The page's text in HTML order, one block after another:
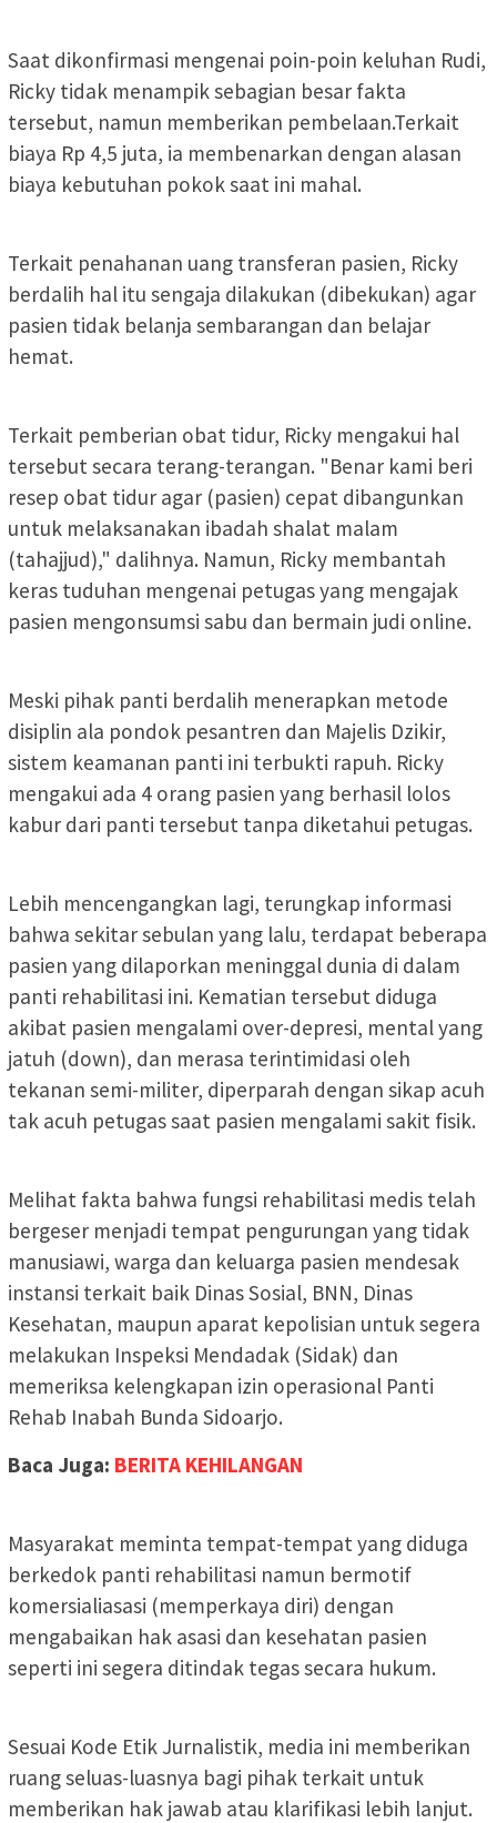
Saat dikonfirmasi mengenai poin-poin keluhan Rudi,
Ricky tidak menampik sebagian besar fakta
tersebut, namun memberikan pembelaan.Terkait
biaya Rp 4,5 juta, ia membenarkan dengan alasan
biaya kebutuhan pokok saat ini mahal.
Terkait penahanan uang transferan pasien, Ricky
berdalih hal itu sengaja dilakukan (dibekukan) agar
pasien tidak belanja sembarangan dan belajar
hemat.
Terkait pemberian obat tidur, Ricky mengakui hal
tersebut secara terang-terangan. "Benar kami beri
resep obat tidur agar (pasien) cepat dibangunkan
untuk melaksanakan ibadah shalat malam
(tahajjud)," dalihnya. Namun, Ricky membantah
keras tuduhan mengenai petugas yang mengajak
pasien mengonsumsi sabu dan bermain judi online.
Meski pihak panti berdalih menerapkan metode
disiplin ala pondok pesantren dan Majelis Dzikir,
sistem keamanan panti ini terbukti rapuh. Ricky
mengakui ada 4 orang pasien yang berhasil lolos
kabur dari panti tersebut tanpa diketahui petugas.
Lebih mencengangkan lagi, terungkap informasi
bahwa sekitar sebulan yang lalu, terdapat beberapa
pasien yang dilaporkan meninggal dunia di dalam
panti rehabilitasi ini. Kematian tersebut diduga
akibat pasien mengalami over-depresi, mental yang
jatuh (down), dan merasa terintimidasi oleh
tekanan semi-militer, diperparah dengan sikap acuh
tak acuh petugas saat pasien mengalami sakit fisik.
Melihat fakta bahwa fungsi rehabilitasi medis telah
bergeser menjadi tempat pengurungan yang tidak
manusiawi, warga dan keluarga pasien mendesak
instansi terkait baik Dinas Sosial, BNN, Dinas
Kesehatan, maupun aparat kepolisian untuk segera
melakukan Inspeksi Mendadak (Sidak) dan
memeriksa kelengkapan izin operasional Panti
Rehab Inabah Bunda Sidoarjo.
Baca Juga: BERITA KEHILANGAN
Masyarakat meminta tempat-tempat yang diduga
berkedok panti rehabilitasi namun bermotif
komersialiasasi (memperkaya diri) dengan
mengabaikan hak asasi dan kesehatan pasien
seperti ini segera ditindak tegas secara hukum.
Sesuai Kode Etik Jurnalistik, media ini memberikan
ruang seluas-luasnya bagi pihak terkait untuk
memberikan hak jawab atau klarifikasi lebih lanjut.